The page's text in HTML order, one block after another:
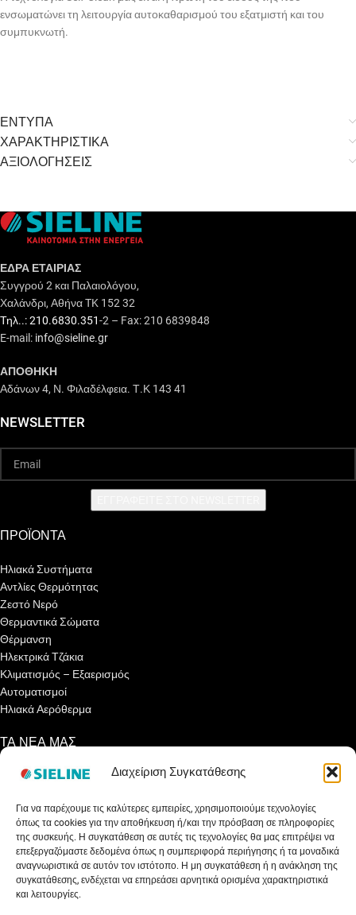
Διαχείριση Συγκατάθεσης
Για να παρέχουμε τις καλύτερες εμπειρίες, χρησιμοποιούμε τεχνολογίες
όπως τα cookies για την αποθήκευση ή/και την πρόσβαση σε πληροφορίες
της συσκευής. Η συγκατάθεση σε αυτές τις τεχνολογίες θα μας επιτρέψει να
επεξεργαζόμαστε δεδομένα όπως η συμπεριφορά περιήγησης ή τα μοναδικά
αναγνωριστικά σε αυτόν τον ιστότοπο. Η μη συγκατάθεση ή η ανάκληση της
συγκατάθεσης, ενδέχεται να επηρεάσει αρνητικά ορισμένα χαρακτηριστικά
και λειτουργίες.
ενσωματώνει τη λειτουργία αυτοκαθαρισμού του εξατμιστή και του
συμπυκνωτή.
ΕΝΤΥΠΑ
ΧΑΡΑΚΤΗΡΙΣΤΙΚΑ
ΑΞΙΟΛΟΓΗΣΕΙΣ
ΕΔΡΑ ΕΤΑΙΡΙΑΣ
Συγγρού 2 και Παλαιολόγου,
Χαλάνδρι, Αθήνα TK 152 32
Τηλ..: 210.6830.351-2 – Fax: 210 6839848
E-mail: info@sieline.gr
ΑΠΟΘΗΚΗ
Αδάνων 4, Ν. Φιλαδέλφεια. Τ.Κ 143 41
NEWSLETTER
ΠΡΟΪΟΝΤΑ
Ηλιακά Συστήματα
Αντλίες Θερμότητας
Ζεστό Νερό
Θερμαντικά Σώματα
Θέρμανση
Ηλεκτρικά Τζάκια
Κλιματισμός – Εξαερισμός
Αυτοματισμοί
Ηλιακά Αερόθερμα
ΤΑ ΝΕΑ ΜΑΣ
Ενημερωτικά Άρθρα
Συνεντεύξεις
Εκθέσεις
Net Metering
Εξοικονομώ Αυτονομώ
Επιδότηση Ηλιακού 2023